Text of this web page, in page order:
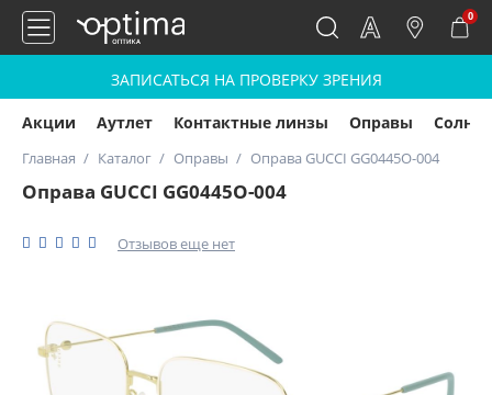
0
ЗАПИСАТЬСЯ НА ПРОВЕРКУ ЗРЕНИЯ
Акции Аутлет Контактные линзы Оправы
Главная Каталог Оправы Оправа GUCCI GG0445O-004
Оправа GUCCI GG0445O-004
Отзывов еще нет